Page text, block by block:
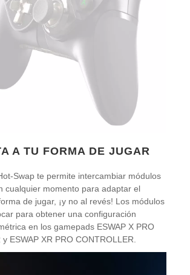
A TU FORMA DE JUGAR
Swap te permite intercambiar módulos
cualquier momento para adaptar el
de jugar, ¡y no al revés! Los módulos
para obtener una configuración
en los gamepads ESWAP X PRO
ESWAP XR PRO CONTROLLER.